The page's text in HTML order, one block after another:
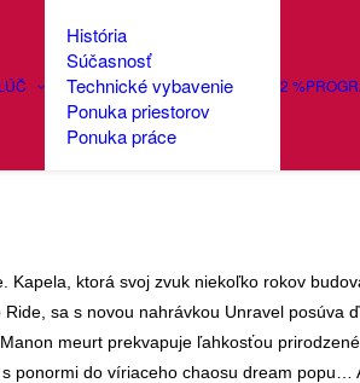
História
Súčasnosť
Technické vybavenie
Ponuka priestorov
Ponuka práce
2 %
Random! :
Kapela, ktorá svoj zvuk niekoľko rokov
Ride, sa s novou nahrávkou Unravel posúva
meurt prekvapuje ľahkosťou
ponormi do víriaceho chaosu dream popu…